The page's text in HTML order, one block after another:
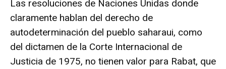
Las resoluciones de Naciones Unidas donde
claramente hablan del derecho de
autodeterminación del pueblo saharaui, como
del dictamen de la Corte Internacional de
Justicia de 1975, no tienen valor para Rabat, que